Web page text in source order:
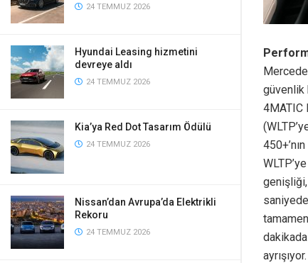
24 TEMMUZ 2026
Hyundai Leasing hizmetini
devreye aldı
24 TEMMUZ 2026
Kia’ya Red Dot Tasarım Ödülü
24 TEMMUZ 2026
Nissan’dan Avrupa’da Elektrikli
Rekoru
24 TEMMUZ 2026
güvenlik
4MATIC